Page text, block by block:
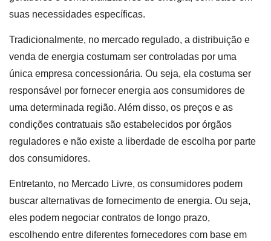
suas necessidades específicas.
Tradicionalmente, no mercado regulado, a distribuição e
venda de energia costumam ser controladas por uma
única empresa concessionária. Ou seja, ela costuma ser
responsável por fornecer energia aos consumidores de
uma determinada região. Além disso, os preços e as
condições contratuais são estabelecidos por órgãos
reguladores e não existe a liberdade de escolha por parte
dos consumidores.
Entretanto, no Mercado Livre, os consumidores podem
buscar alternativas de fornecimento de energia. Ou seja,
eles podem negociar contratos de longo prazo,
escolhendo entre diferentes fornecedores com base em